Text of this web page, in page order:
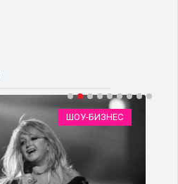
ШОУ-БИЗНЕС